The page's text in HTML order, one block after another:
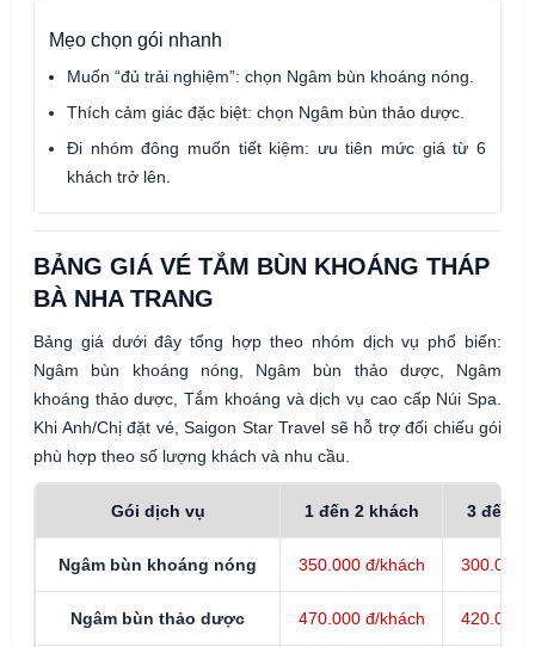
Mẹo chọn gói nhanh
Muốn “đủ trải nghiệm”: chọn Ngâm bùn khoáng nóng.
Thích cảm giác đặc biệt: chọn Ngâm bùn thảo dược.
Đi nhóm đông muốn tiết kiệm: ưu tiên mức giá từ 6
khách trở lên.
BẢNG GIÁ VÉ TẮM BÙN KHOÁNG THÁP
BÀ NHA TRANG
Bảng giá dưới đây tổng hợp theo nhóm dịch vụ phổ biến:
Ngâm bùn khoáng nóng, Ngâm bùn thảo dược, Ngâm
khoáng thảo dược, Tắm khoáng và dịch vụ cao cấp Núi Spa.
Khi Anh/Chị đặt vé, Saigon Star Travel sẽ hỗ trợ đối chiếu gói
phù hợp theo số lượng khách và nhu cầu.
Gói dịch vụ 1 đến 2 khách 3 đến 5
Ngâm bùn khoáng nóng 350.000 đ/khách 300.000
Ngâm bùn thảo dược 470.000 đ/khách 420.000